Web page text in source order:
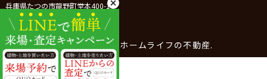
兵庫県たつの市龍野町堂本400-1
© 2025- アーキホームライフの不動産.